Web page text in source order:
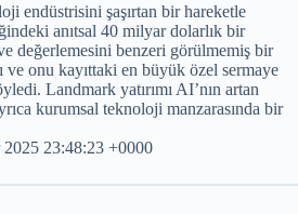
endüstrisini şaşırtan bir hareketle
anıtsal 40 milyar dolarlık bir
değerlemesini benzeri görülmemiş bir
ve onu kayıttaki en büyük özel sermaye
Landmark yatırımı AI’nın artan
kurumsal teknoloji manzarasında bir
23:48:23 +0000